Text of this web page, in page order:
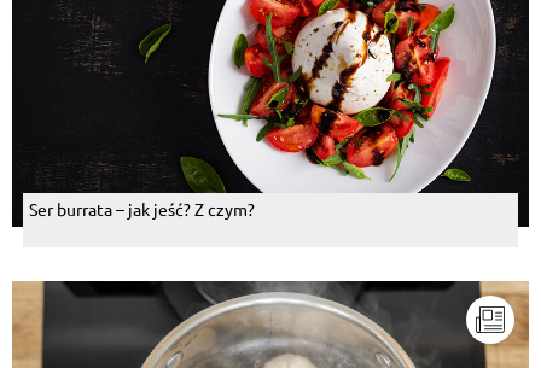
Ser burrata – jak jeść? Z czym?